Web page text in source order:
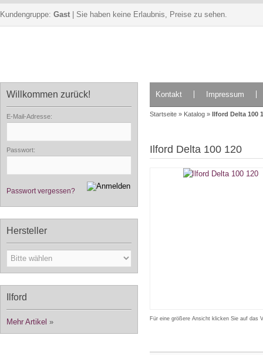
Kundengruppe: Gast | Sie haben keine Erlaubnis, Preise zu sehen.
Willkommen zurück!
E-Mail-Adresse:
Passwort:
Passwort vergessen?
Hersteller
Ilford
Mehr Artikel »
Kontakt Impressum
Startseite » Katalog » Ilford Delta 100
Ilford Delta 100 120
Für eine größere Ansicht klicken Sie auf das